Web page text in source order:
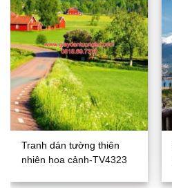
Tranh dán tường thiên
nhiên hoa cảnh-TV4323